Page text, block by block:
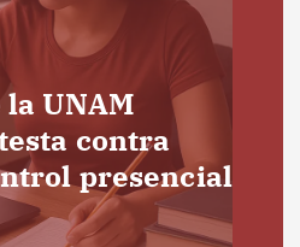
UNAM
contra
presencial